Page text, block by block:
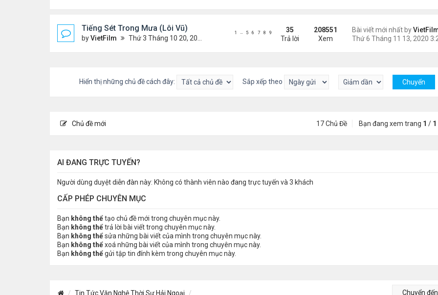
Tiếng Sét Trong Mưa (Lôi Vũ)
byVietFilm Thứ 3 Tháng 10 20, 2020 9:50 pm
Bài viết mới nhất by
35
Trả lời
208551
Xem
1 … 5 6 7 8 9
Hiển thị những chủ đề cách đây: Sắp xếp theo
Chủ đề mới 17 Chủ Đề Bạn đang xem trang 1 / 1
AI ĐANG TRỰC TUYẾN?
Người dùng duyệt diễn đàn này: Không có thành viên nào đang trực tuyến và 3 khách
CẤP PHÉP CHUYÊN MỤC
Bạn không thểtạo chủ đề mới trong chuyên mục này.
Bạn không thểtrả lời bài viết trong chuyên mục này.
Bạn không thểsửa những bài viết của mình trong chuyên mục này.
Bạn không thểxoá những bài viết của mình trong chuyên mục này.
Bạn không thểgửi tập tin đính kèm trong chuyên mục này.
Tin Tức Văn Nghệ Thời Sự Hải Ngoại Chuyển đến